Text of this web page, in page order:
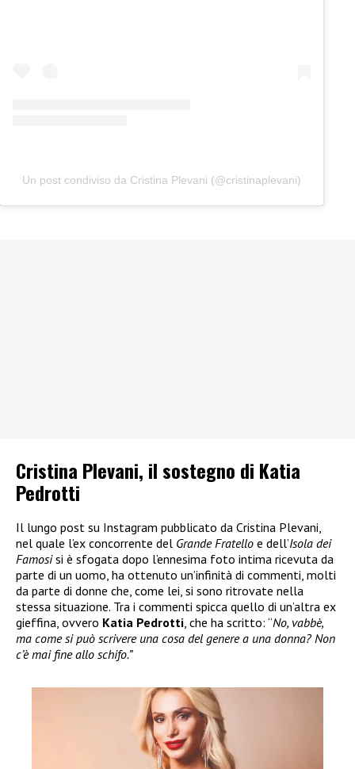
Un post condiviso da Cristina Plevani (@cristinaplevani)
Cristina Plevani, il sostegno di Katia
Pedrotti
Il lungo post su Instagram pubblicato da Cristina Plevani,
nel quale l’ex concorrente del Grande Fratello e dell’Isola dei
Famosisi è sfogata dopo l’ennesima foto intima ricevuta da
parte di un uomo, ha ottenuto un’infinità di commenti, molti
da parte di donne che, come lei, si sono ritrovate nella
stessa situazione. Tra i commenti spicca quello di un’altra ex
gieffina, ovvero Katia Pedrotti, che ha scritto: “No, vabbè,
ma come si può scrivere una cosa del genere a una donna? Non
c’è mai fine allo schifo.”